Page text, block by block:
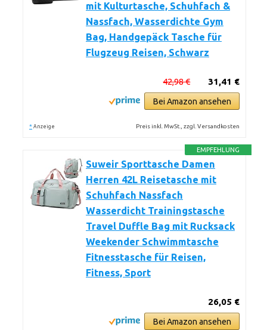
mit Kulturtasche, Schuhfach &
Nassfach, Wasserdichte Gym
Bag, Handgepäck Tasche für
Flugzeug Reisen, Schwarz
31,41 €
42,98 €
Bei Amazon ansehen
* Anzeige Preis inkl. MwSt., zzgl. Versandkosten
EMPFEHLUNG
Suweir Sporttasche Damen
Herren 42L Reisetasche mit
Schuhfach Nassfach
Wasserdicht Trainingstasche
Travel Duffle Bag mit Rucksack
Weekender Schwimmtasche
Fitnesstasche für Reisen,
Fitness, Sport
26,05 €
Bei Amazon ansehen